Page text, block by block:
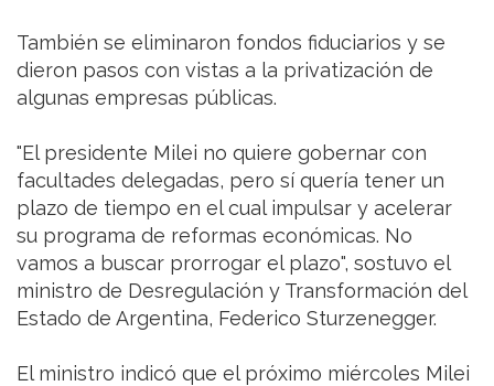
También se eliminaron fondos fiduciarios y se
dieron pasos con vistas a la privatización de
algunas empresas públicas.
"El presidente Milei no quiere gobernar con
facultades delegadas, pero sí quería tener un
plazo de tiempo en el cual impulsar y acelerar
su programa de reformas económicas. No
vamos a buscar prorrogar el plazo", sostuvo el
ministro de Desregulación y Transformación del
Estado de Argentina, Federico Sturzenegger.
El ministro indicó que el próximo miércoles Milei